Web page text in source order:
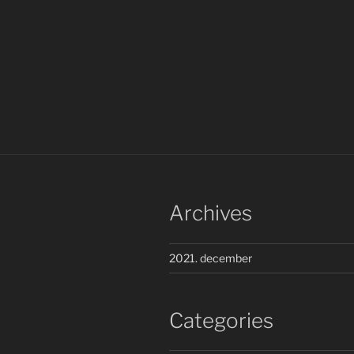
Archives
2021. december
Categories